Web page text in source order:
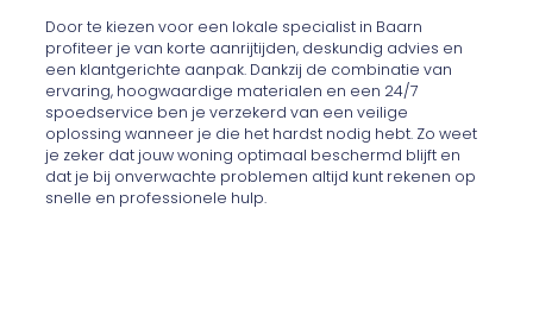
Door te kiezen voor een lokale specialist in Baarn
profiteer je van korte aanrijtijden, deskundig advies en
een klantgerichte aanpak. Dankzij de combinatie van
ervaring, hoogwaardige materialen en een 24/7
spoedservice ben je verzekerd van een veilige
oplossing wanneer je die het hardst nodig hebt. Zo weet
je zeker dat jouw woning optimaal beschermd blijft en
dat je bij onverwachte problemen altijd kunt rekenen op
snelle en professionele hulp.